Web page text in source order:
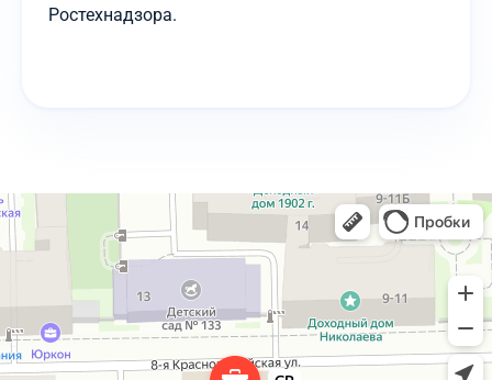
Ростехнадзора.